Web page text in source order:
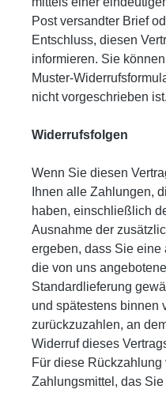
Post versandter Brief
Entschluss, diesen
informieren. Sie
Muster-
nicht vorgeschrieben ist.
Widerrufsfolgen
Wenn Sie diesen
Ihnen alle Zahlungen,
haben, einschließlich
Ausnahme der
ergeben, dass Sie eine
die von uns
Standardlieferung
und spätestens binnen
zurückzuzahlen, an
Widerruf dieses
Für diese
Zahlungsmittel, das